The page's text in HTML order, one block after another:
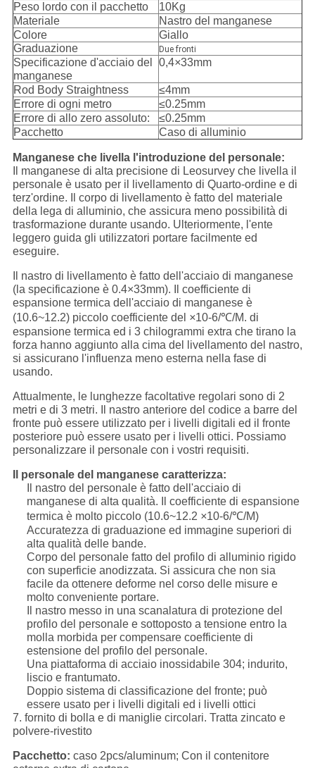
Peso lordo con il pacchetto
10Kg
Materiale
Nastro del manganese
Colore
Giallo
Graduazione
Due fronti
Specificazione d'acciaio del
manganese
0,4×33mm
Rod Body Straightness
≤4mm
Errore di ogni metro
≤0.25mm
Errore di allo zero assoluto:
≤0.25mm
Pacchetto
Caso di alluminio
Manganese che livella l'introduzione del personale:
Il manganese di alta precisione di Leosurvey che livella il
personale è usato per il livellamento di Quarto-ordine e di
terz'ordine. Il corpo di livellamento è fatto del materiale
della lega di alluminio, che assicura meno possibilità di
trasformazione durante usando. Ulteriormente, l'ente
leggero guida gli utilizzatori portare facilmente ed
eseguire.
Il nastro di livellamento è fatto dell'acciaio di manganese
(la specificazione è 0.4×33mm). Il coefficiente di
espansione termica dell'acciaio di manganese è
(10.6~12.2) piccolo coefficiente del ×10-6/℃/M. di
espansione termica ed i 3 chilogrammi extra che tirano la
forza hanno aggiunto alla cima del livellamento del nastro,
si assicurano l'influenza meno esterna nella fase di
usando.
Attualmente, le lunghezze facoltative regolari sono di 2
metri e di 3 metri. Il nastro anteriore del codice a barre del
fronte può essere utilizzato per i livelli digitali ed il fronte
posteriore può essere usato per i livelli ottici. Possiamo
personalizzare il personale con i vostri requisiti.
Il personale del manganese caratterizza:
Il nastro del personale è fatto dell'acciaio di
manganese di alta qualità. Il coefficiente di espansione
termica è molto piccolo (10.6~12.2 ×10-6/℃/M)
Accuratezza di graduazione ed immagine superiori di
alta qualità delle bande.
Corpo del personale fatto del profilo di alluminio rigido
con superficie anodizzata. Si assicura che non sia
facile da ottenere deforme nel corso delle misure e
molto conveniente portare.
Il nastro messo in una scanalatura di protezione del
profilo del personale e sottoposto a tensione entro la
molla morbida per compensare coefficiente di
estensione del profilo del personale.
Una piattaforma di acciaio inossidabile 304; indurito,
liscio e frantumato.
Doppio sistema di classificazione del fronte; può
essere usato per i livelli digitali ed i livelli ottici
7. fornito di bolla e di maniglie circolari. Tratta zincato e
polvere-rivestito
Pacchetto: caso 2pcs/aluminum; Con il contenitore